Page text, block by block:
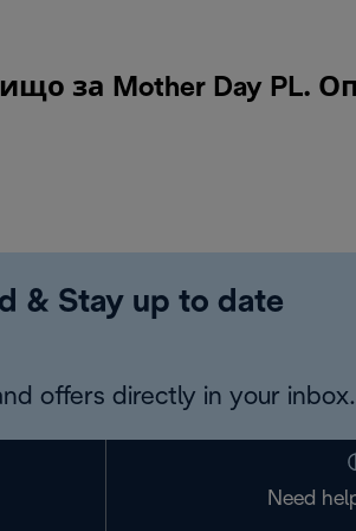
за Mother Day PL.
& Stay up to date
offers directly in your inbox.
Need